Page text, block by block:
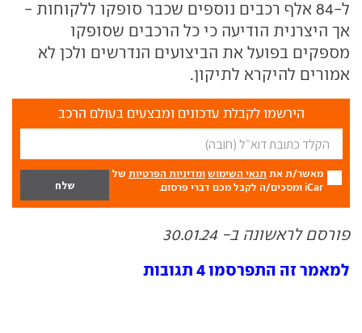
ל-84 אלף רכבים נוספים שכבר סופקו ללקוחות -
אך היצרנית הודיעה כי כל הרכבים שסופקו
מספקים בפועל את הביצועים הנדרשים ולכן לא
אמורים להיקרא לתיקון.
הירשמו לקבלת עדכונים ומבצעים בעולם הרכב
מאשר/ת את תנאי השימוש ומדיניות הפרטיות של
iCar ומסכים/ה לקבל מכם דברי פרסום.
פורסם לראשונה ב- 30.01.24
למאמר זה התפרסמו 4 תגובות